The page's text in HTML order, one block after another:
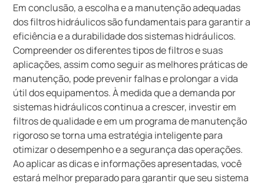
Em conclusão, a escolha e a manutenção adequadas
dos filtros hidráulicos são fundamentais para garantir a
eficiência e a durabilidade dos sistemas hidráulicos.
Compreender os diferentes tipos de filtros e suas
aplicações, assim como seguir as melhores práticas de
manutenção, pode prevenir falhas e prolongar a vida
útil dos equipamentos. À medida que a demanda por
sistemas hidráulicos continua a crescer, investir em
filtros de qualidade e em um programa de manutenção
rigoroso se torna uma estratégia inteligente para
otimizar o desempenho e a segurança das operações.
Ao aplicar as dicas e informações apresentadas, você
estará melhor preparado para garantir que seu sistema